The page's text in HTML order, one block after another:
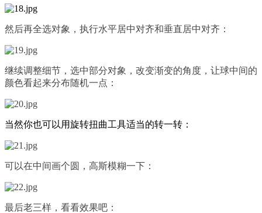
然后再全选对象，执行水平居中对齐和垂直居中对齐：
继续调整细节，选中部分对象，改变渐变的角度，让球中间的
颜色看起来分布随机一点：
当然你也可以用旋转扭曲工具适当的转一转：
可以在中间画个圆，高斯模糊一下：
最后老三样，看看效果吧：